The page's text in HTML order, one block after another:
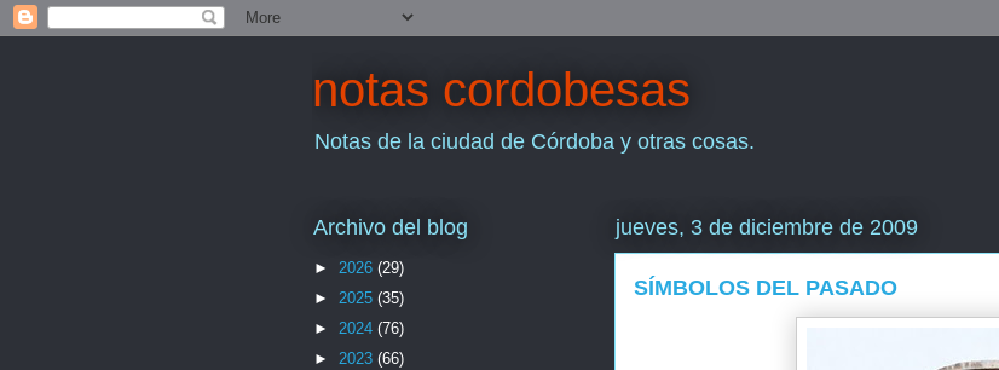
notas cordobesas
Notas de la ciudad de Córdoba y otras cosas.
jueves, 3 de diciembre de 2009
SÍMBOLOS DEL PASADO
Archivo del blog
► 2026 (29)
► 2025 (35)
► 2024 (76)
► 2023 (66)